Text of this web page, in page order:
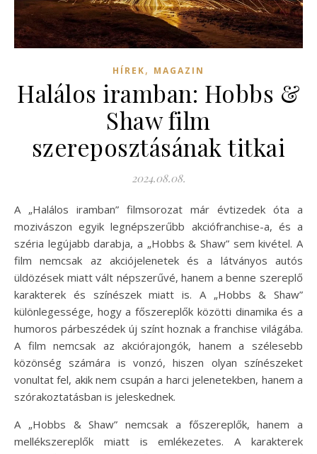
HÍREK, MAGAZIN
Halálos iramban: Hobbs &
Shaw film
szereposztásának titkai
2024.08.08.
A „Halálos iramban” filmsorozat már évtizedek óta a
mozivászon egyik legnépszerűbb akciófranchise-a, és a
széria legújabb darabja, a „Hobbs & Shaw” sem kivétel. A
film nemcsak az akciójelenetek és a látványos autós
üldözések miatt vált népszerűvé, hanem a benne szereplő
karakterek és színészek miatt is. A „Hobbs & Shaw”
különlegessége, hogy a főszereplők közötti dinamika és a
humoros párbeszédek új színt hoznak a franchise világába.
A film nemcsak az akciórajongók, hanem a szélesebb
közönség számára is vonzó, hiszen olyan színészeket
vonultat fel, akik nem csupán a harci jelenetekben, hanem a
szórakoztatásban is jeleskednek.
A „Hobbs & Shaw” nemcsak a főszereplők, hanem a
mellékszereplők miatt is emlékezetes. A karakterek